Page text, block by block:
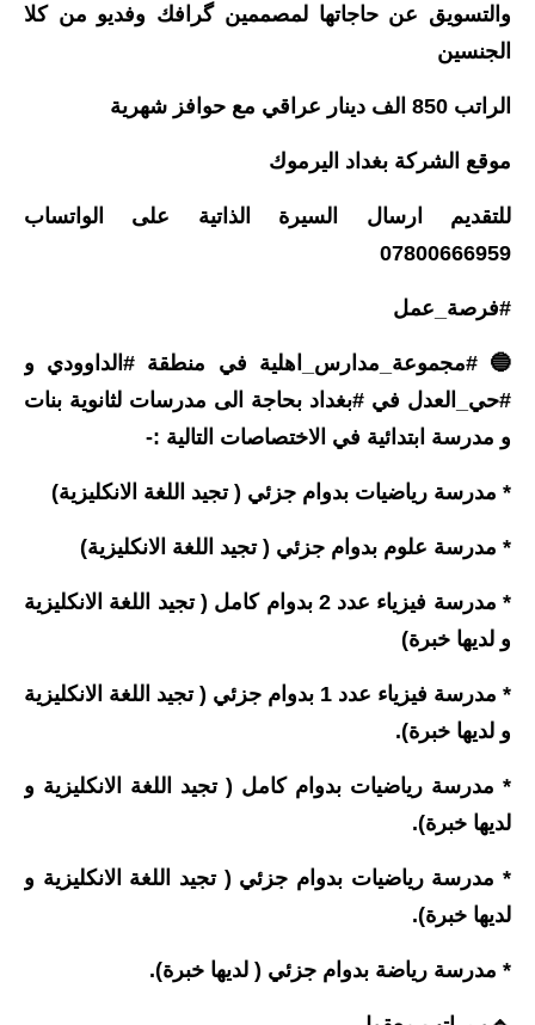
المرحلة الاعدادية
اخبار وقرارات وزارة التعليم
العالي
الطقس
العطل
صحة وطب
فن ومشاهير
العامة
والتسويق عن حاجاتها لمصممين گرافك وفديو من كلا
الجنسين
الراتب 850 الف دينار عراقي مع حوافز شهرية
موقع الشركة بغداد اليرموك
للتقديم ارسال السيرة الذاتية على الواتساب
07800666959
#فرصة_عمل
🔵 #مجموعة_مدارس_اهلية في منطقة #الداوودي و
#حي_العدل في #بغداد بحاجة الى مدرسات لثانوية بنات
و مدرسة ابتدائية في الاختصاصات التالية :-
* مدرسة رياضيات بدوام جزئي ( تجيد اللغة الانكليزية)
* مدرسة علوم بدوام جزئي ( تجيد اللغة الانكليزية)
* مدرسة فيزياء عدد 2 بدوام كامل ( تجيد اللغة الانكليزية
و لديها خبرة)
* مدرسة فيزياء عدد 1 بدوام جزئي ( تجيد اللغة الانكليزية
و لديها خبرة).
* مدرسة رياضيات بدوام كامل ( تجيد اللغة الانكليزية و
لديها خبرة).
* مدرسة رياضيات بدوام جزئي ( تجيد اللغة الانكليزية و
لديها خبرة).
* مدرسة رياضة بدوام جزئي ( لديها خبرة).